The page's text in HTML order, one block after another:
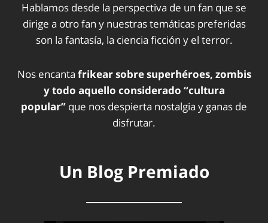
Hablamos desde la perspectiva de un fan que se
dirige a otro fan y nuestras temáticas preferidas
son la fantasía, la ciencia ficción y el terror.
Nos encanta frikear sobre superhéroes, zombis
y todo aquello considerado “cultura
popular” que nos despierta nostalgia y ganas de
disfrutar.
Un Blog Premiado